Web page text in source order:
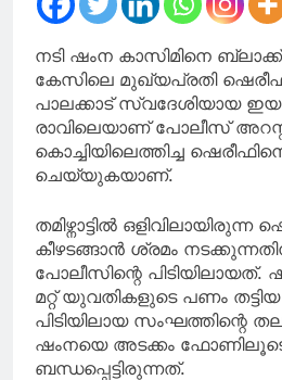
നടി ഷംന കാസിമിനെ
കേസിലെ മുഖ്യപ്രതി
പാലക്കാട് സ്വദേശിയായ
രാവിലെയാണ് പോലീസ്
കൊച്ചിയിലെത്തിച്ച
ചെയ്യുകയാണ്.
തമിഴ്നാട്ടിൽ
കീഴടങ്ങാൻ ശ്രമം
പോലീസിന്റെ പിടിയിലായത്.
മറ്റ് യുവതികളുടെ പണം
പിടിയിലായ സംഘത്തിന്റെ
ഷംനയെ അടക്കം
ബന്ധപ്പെട്ടിരുന്നത്.